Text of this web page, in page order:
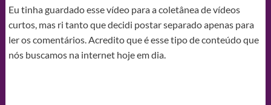
Eu tinha guardado esse vídeo para a coletânea de vídeos
curtos, mas ri tanto que decidi postar separado apenas para
ler os comentários. Acredito que é esse tipo de conteúdo que
nós buscamos na internet hoje em dia.